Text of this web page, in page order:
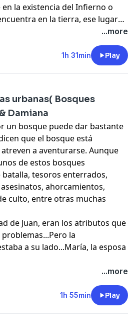
la existencia del Infierno o
en la tierra, ese lugar
sufriendo los mas aberrantes
...more
1h 31min Play
urbanas( Bosques
Damiana
un bosque puede dar bastante
que el bosque está
a aventurarse. Aunque
de estos bosques
tesoros enterrados,
ahorcamientos,
culto, entre otras muchas
de Juan, eran los atributos que
la
a su lado...María, la esposa
...more
1h 55min Play